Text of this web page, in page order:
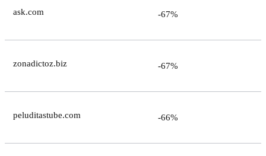
ask.com -67%
zonadictoz.biz -67%
peluditastube.com -66%